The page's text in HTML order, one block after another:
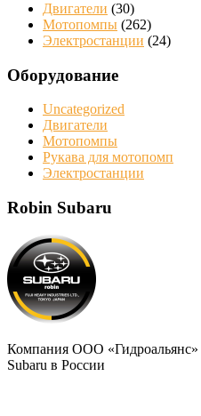
Двигатели (30)
Мотопомпы (262)
Электростанции (24)
Оборудование
Uncategorized
Двигатели
Мотопомпы
Рукава для мотопомп
Электростанции
Robin Subaru
Компания ООО «Гидроальянс»
Subaru в России